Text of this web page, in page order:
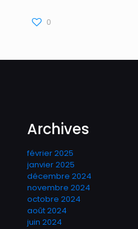
0
Archives
février 2025
janvier 2025
décembre 2024
novembre 2024
octobre 2024
août 2024
juin 2024